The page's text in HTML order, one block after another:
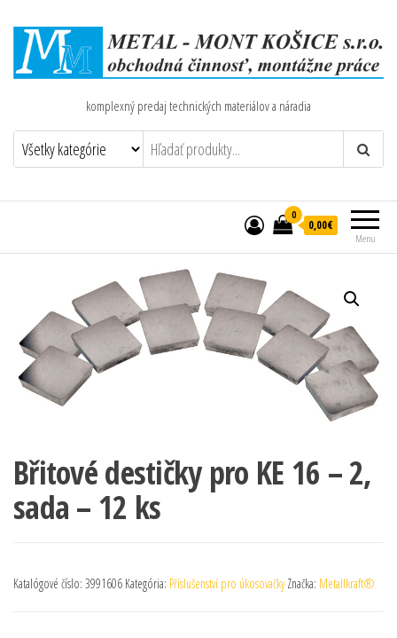
komplexný predaj technických materiálov a náradia
Menu
0
0,00€
Břitové destičky pro KE 16 – 2,
sada – 12 ks
Katalógové číslo: 3991606 Kategória: Příslušenství pro úkosovačky Značka: Metallkraft®